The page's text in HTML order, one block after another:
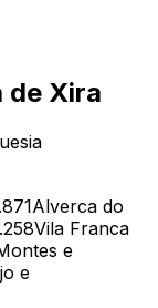
de Xira
Alverca do
Vila Franca
e
e